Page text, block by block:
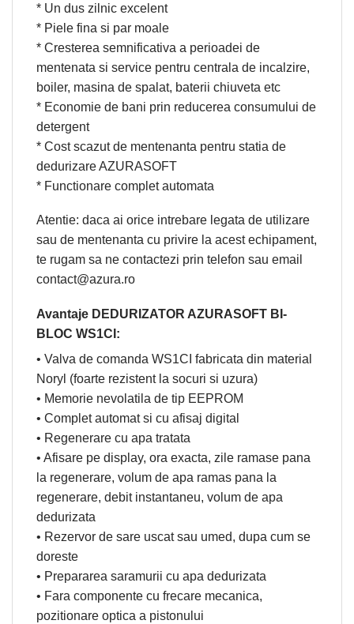
* Un dus zilnic excelent
* Piele fina si par moale
* Cresterea semnificativa a perioadei de
mentenata si service pentru centrala de incalzire,
boiler, masina de spalat, baterii chiuveta etc
* Economie de bani prin reducerea consumului de
detergent
* Cost scazut de mentenanta pentru statia de
dedurizare AZURASOFT
* Functionare complet automata
Atentie: daca ai orice intrebare legata de utilizare
sau de mentenanta cu privire la acest echipament,
te rugam sa ne contactezi prin telefon sau email
contact@azura.ro
Avantaje DEDURIZATOR AZURASOFT BI-
BLOC WS1CI:
• Valva de comanda WS1CI fabricata din material
Noryl (foarte rezistent la socuri si uzura)
• Memorie nevolatila de tip EEPROM
• Complet automat si cu afisaj digital
• Regenerare cu apa tratata
• Afisare pe display, ora exacta, zile ramase pana
la regenerare, volum de apa ramas pana la
regenerare, debit instantaneu, volum de apa
dedurizata
• Rezervor de sare uscat sau umed, dupa cum se
doreste
• Prepararea saramurii cu apa dedurizata
• Fara componente cu frecare mecanica,
pozitionare optica a pistonului